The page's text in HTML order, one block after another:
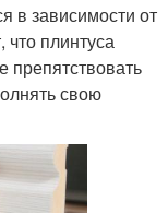
в зависимости от
плинтуса
препятствовать
свою